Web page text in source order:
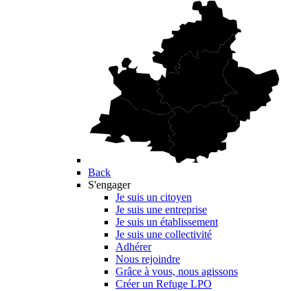
Back
S'engager
Je suis un citoyen
Je suis une entreprise
Je suis un établissement
Je suis une collectivité
Adhérer
Nous rejoindre
Grâce à vous, nous agissons
Créer un Refuge LPO